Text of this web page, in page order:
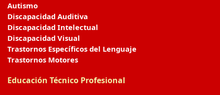
Autismo
Discapacidad Auditiva
Discapacidad Intelectual
Discapacidad Visual
Trastornos Específicos del Lenguaje
Trastornos Motores
Educación Técnico Profesional